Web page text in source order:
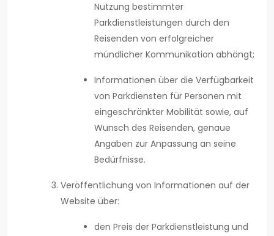
Nutzung bestimmter
Parkdienstleistungen durch den
Reisenden von erfolgreicher
mündlicher Kommunikation abhängt;
Informationen über die Verfügbarkeit
von Parkdiensten für Personen mit
eingeschränkter Mobilität sowie, auf
Wunsch des Reisenden, genaue
Angaben zur Anpassung an seine
Bedürfnisse.
Veröffentlichung von Informationen auf der
Website über:
den Preis der Parkdienstleistung und